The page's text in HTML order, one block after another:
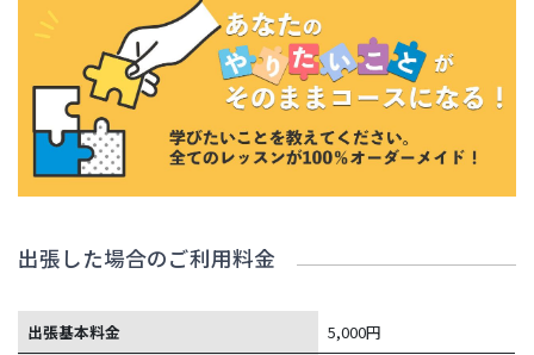
出張した場合のご利用料金
出張基本料金
5,000円